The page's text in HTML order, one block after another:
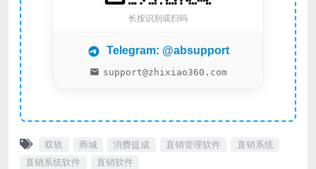
长按识别或扫码
Telegram: @absupport
support@zhixiao360.com
双轨 商城 消费提成 直销管理软件
直销系统
直销系统软件
直销软件